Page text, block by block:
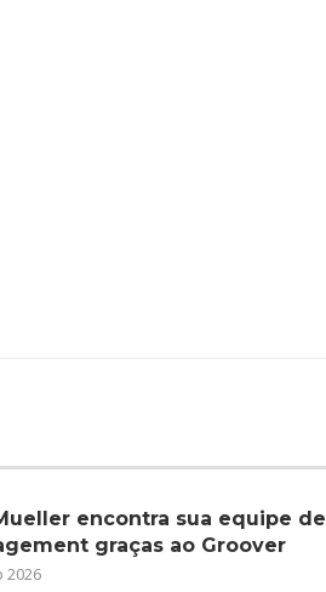
encontra sua equipe de
graças ao Groover
2026